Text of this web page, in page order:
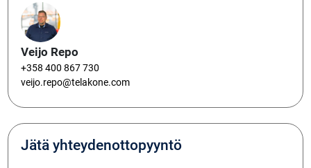
Veijo Repo
+358 400 867 730
veijo.repo@telakone.com
Jätä yhteydenottopyyntö